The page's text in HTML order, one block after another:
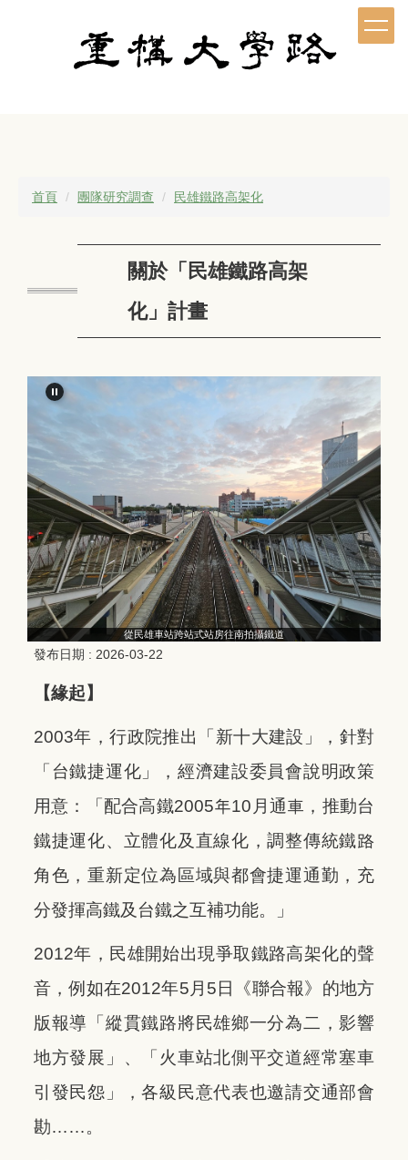
首頁 團隊研究調查 民雄鐵路高架化
關於「民雄鐵路高架
化」計畫
從民雄車站跨站式站房往南拍攝鐵道
發布日期 : 2026-03-22
【緣起】
2003年，行政院推出「新十大建設」，針對
「台鐵捷運化」，經濟建設委員會說明政策
用意：「配合高鐵2005年10月通車，推動台
鐵捷運化、立體化及直線化，調整傳統鐵路
角色，重新定位為區域與都會捷運通勤，充
分發揮高鐵及台鐵之互補功能。」
2012年，民雄開始出現爭取鐵路高架化的聲
音，例如在2012年5月5日《聯合報》的地方
版報導「縱貫鐵路將民雄鄉一分為二，影響
地方發展」、「火車站北側平交道經常塞車
引發民怨」，各級民意代表也邀請交通部會
勘……。